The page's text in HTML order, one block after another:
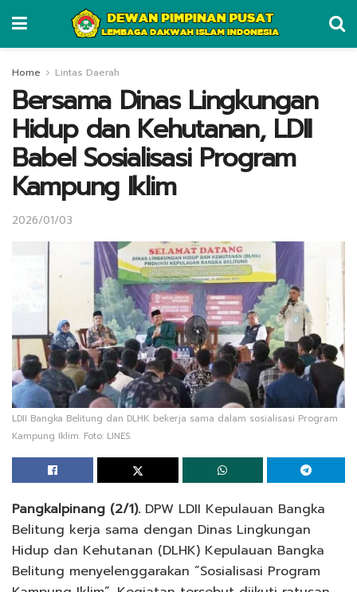
Home Lintas Daerah
Bersama Dinas Lingkungan
Hidup dan Kehutanan, LDII
Babel Sosialisasi Program
Kampung Iklim
2026/01/03
LDII Bangka Belitung dan DLHK bekerja sama dalam sosialisasi Program
Kampung Iklim. Foto: LINES.
Pangkalpinang (2/1).DPW LDII Kepulauan Bangka
Belitung kerja sama dengan Dinas Lingkungan
Hidup dan Kehutanan (DLHK) Kepulauan Bangka
Belitung menyelenggarakan “Sosialisasi Program